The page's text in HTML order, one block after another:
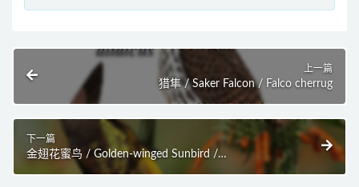
上一篇
猎隼 / Saker Falcon / Falco cherrug
下一篇
金翅花蜜鸟 / Golden-winged Sunbird /
Drepanorhynchus reichenowi